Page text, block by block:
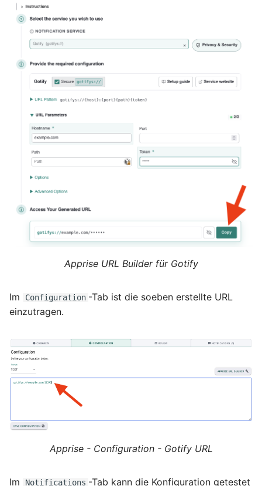
Oktober 2016
September 2014
Oktober 2013
September 2013
August 2013
Juli 2013
Mai 2013
April 2013
Dezember 2012
November 2012
Oktober 2012
August 2012
Juli 2012
Apprise URL Builder für Gotify
Im Configuration -Tab ist die soeben erstellte URL
einzutragen.
Apprise - Configuration - Gotify URL
Im Notifications -Tab kann die Konfiguration getestet